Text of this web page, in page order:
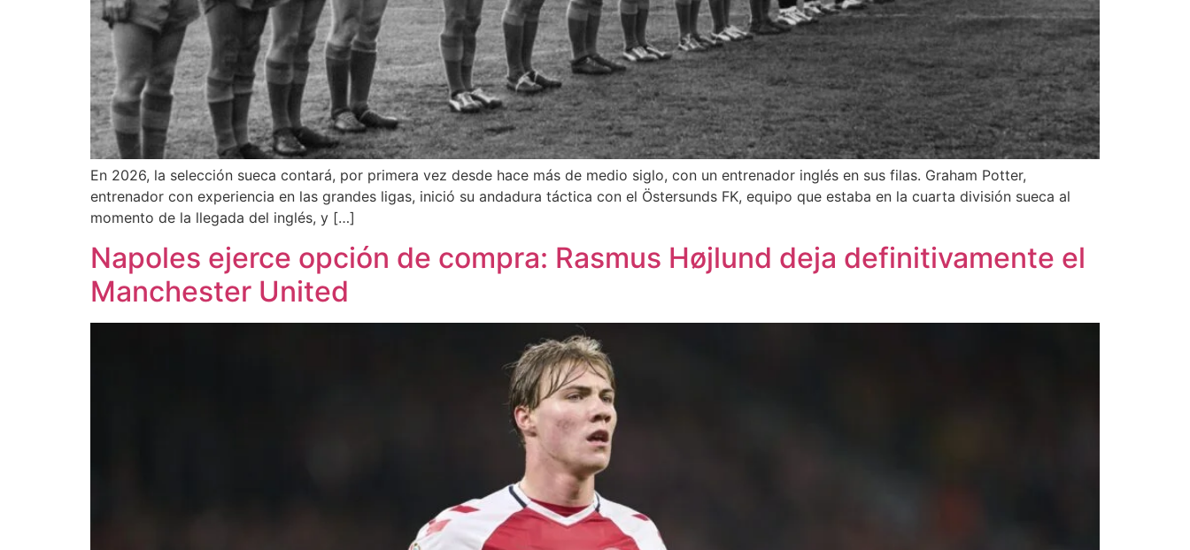
En 2026, la selección sueca contará, por primera vez desde hace más de medio siglo, con un entrenador inglés en sus filas. Graham Potter,
entrenador con experiencia en las grandes ligas, inició su andadura táctica con el Östersunds FK, equipo que estaba en la cuarta división sueca al
momento de la llegada del inglés, y […]
Napoles ejerce opción de compra: Rasmus Højlund deja definitivamente el
Manchester United